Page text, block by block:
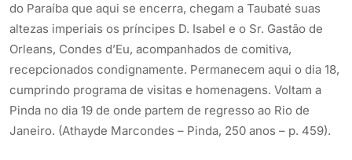
do Paraíba que aqui se encerra, chegam a Taubaté suas
altezas imperiais os príncipes D. Isabel e o Sr. Gastão de
Orleans, Condes d’Eu, acompanhados de comitiva,
recepcionados condignamente. Permanecem aqui o dia 18,
cumprindo programa de visitas e homenagens. Voltam a
Pinda no dia 19 de onde partem de regresso ao Rio de
Janeiro. (Athayde Marcondes – Pinda, 250 anos – p. 459).